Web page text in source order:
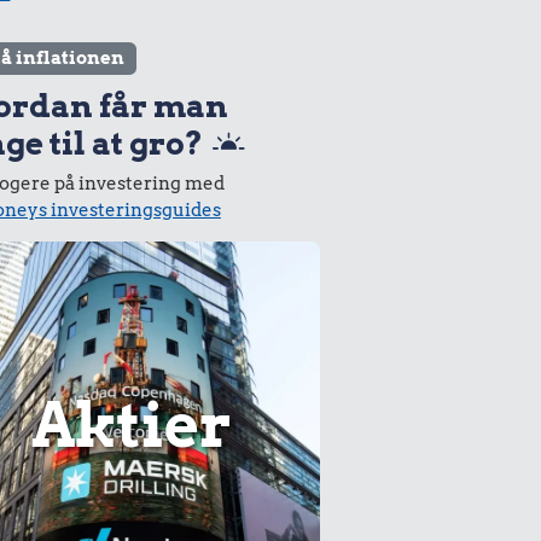
inflationen
får man
til at gro?
på investering med
investeringsguides
Aktier